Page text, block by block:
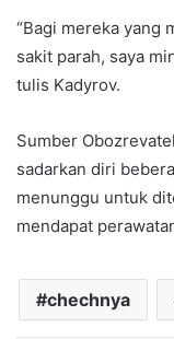
“Bagi mereka yang
sakit parah, saya
tulis Kadyrov.
Sumber
sadarkan diri
menunggu untuk
mendapat
chechnya